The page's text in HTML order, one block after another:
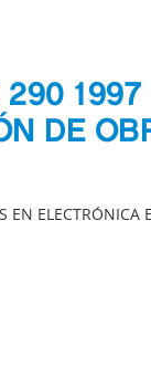
DE
EN